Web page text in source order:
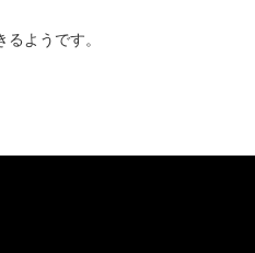
ようです。